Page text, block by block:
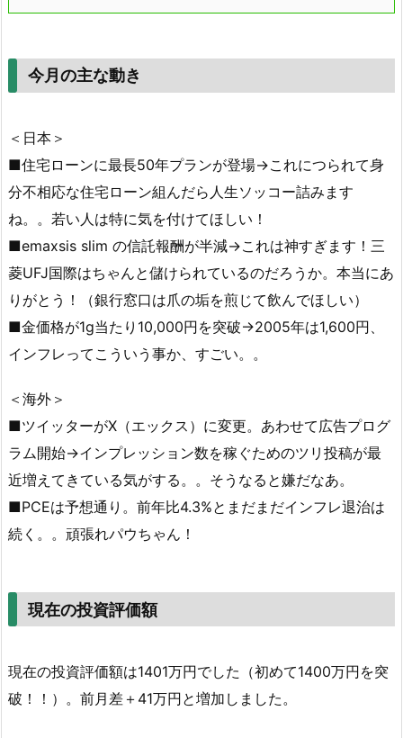
今月の主な動き
＜日本＞
■住宅ローンに最長50年プランが登場→これにつられて身
分不相応な住宅ローン組んだら人生ソッコー詰みます
ね。。若い人は特に気を付けてほしい！
■emaxsis slim の信託報酬が半減→これは神すぎます！三
菱UFJ国際はちゃんと儲けられているのだろうか。本当にあ
りがとう！（銀行窓口は爪の垢を煎じて飲んでほしい）
■金価格が1g当たり10,000円を突破→2005年は1,600円、
インフレってこういう事か、すごい。。
＜海外＞
■ツイッターがX（エックス）に変更。あわせて広告プログ
ラム開始→インプレッション数を稼ぐためのツリ投稿が最
近増えてきている気がする。。そうなると嫌だなあ。
■PCEは予想通り。前年比4.3%とまだまだインフレ退治は
続く。。頑張れパウちゃん！
現在の投資評価額
現在の投資評価額は1401万円でした（初めて1400万円を突
破！！）。前月差＋41万円と増加しました。